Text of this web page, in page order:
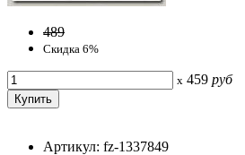
489
Скидка 6%
x 459 руб
Артикул: fz-1337849